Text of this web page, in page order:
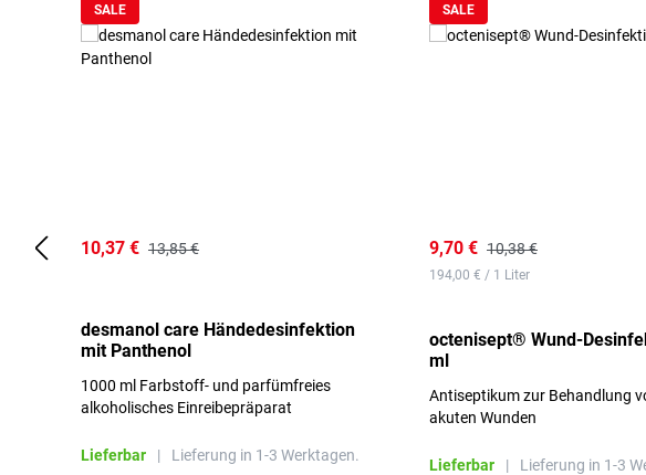
SALE
10,37 € 13,85 €
desmanol care Händedesinfektion
mit Panthenol
1000 ml Farbstoff- und parfümfreies
alkoholisches Einreibepräparat
Lieferbar
| Lieferung in 1-3 Werktagen.
SALE
9,70 € 10,38 €
194,00 € / 1 Liter
octenisept® Wund-
ml
Antiseptikum zur Behandlung
akuten Wunden
Lieferbar | Lieferung in 1-3